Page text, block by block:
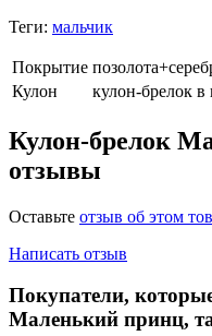
Теги: мальчик
Покрытие
Кулон
кулон-брелок
Кулон-брелок
отзывы
Оставьте отзыв об этом
Написать отзыв
Покупатели,
Маленький принц,